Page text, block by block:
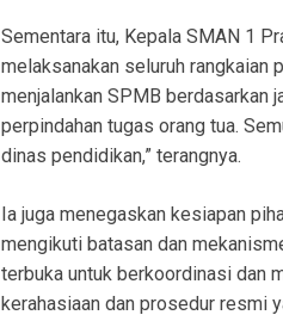
Sementara itu, Kepala SMAN 1
melaksanakan seluruh rangkaian
menjalankan SPMB berdasarkan
perpindahan tugas orang tua.
dinas pendidikan,” terangnya.
Ia juga menegaskan kesiapan
mengikuti batasan dan
terbuka untuk berkoordinasi dan
kerahasiaan dan prosedur resmi